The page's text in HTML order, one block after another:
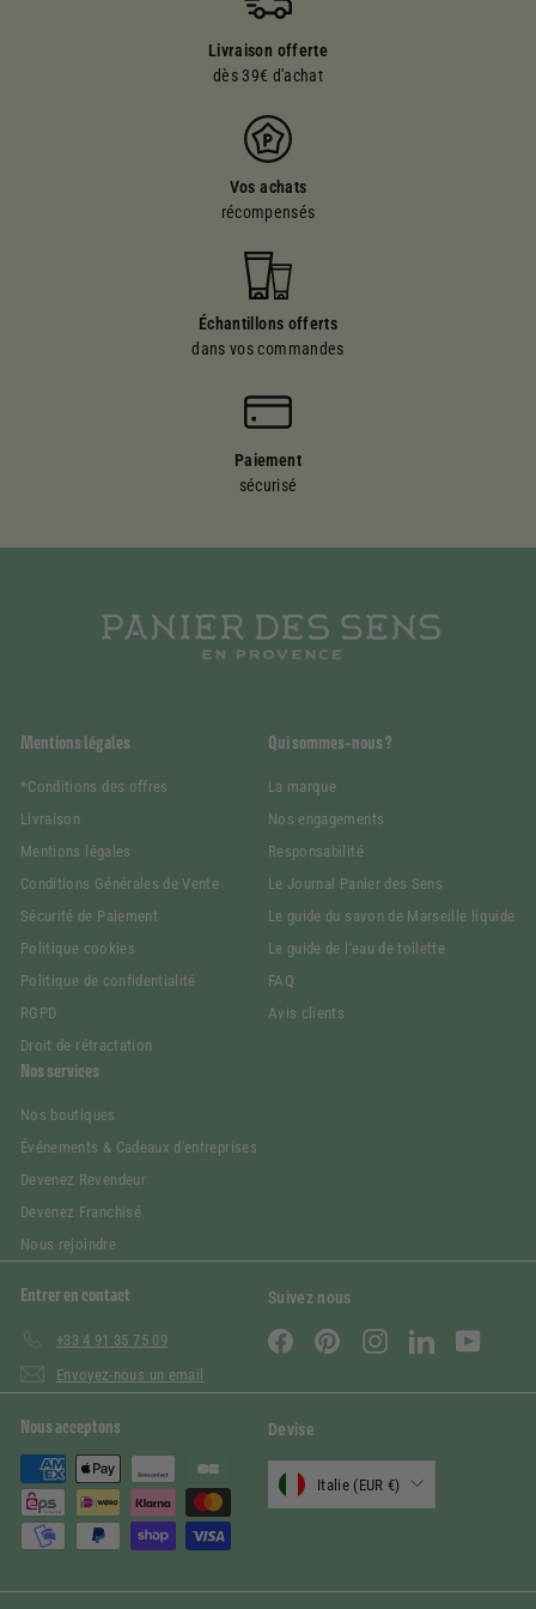
Livraison offerte
dès 39€ d'achat
Vos achats
récompensés
Échantillons offerts
dans vos commandes
Paiement
sécurisé
Mentions légales
*Conditions des offres
Livraison
Mentions légales
Conditions Générales de Vente
Sécurité de Paiement
Politique cookies
Politique de confidentialité
RGPD
Droit de rétractation
Qui sommes-nous ?
La marque
Nos engagements
Responsabilité
Le Journal Panier des Sens
Le guide du savon de Marseille liquide
Le guide de l'eau de toilette
FAQ
Avis clients
Nos services
Nos boutiques
Événements & Cadeaux d'entreprises
Devenez Revendeur
Devenez Franchisé
Nous rejoindre
Entrer en contact
+33 4 91 35 75 09
Envoyez-nous un email
Suivez nous
FacebookPinterestInstagramLinkedIn
Nous acceptons Devise
Italie (EUR €)